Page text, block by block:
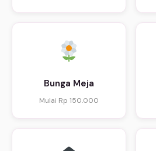
Bunga Meja
Mulai Rp 150.000